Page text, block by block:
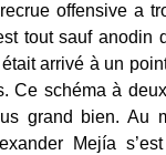
offensive a
tout sauf anodin
arrivé à un
Ce schéma à
grand bien. Au
Mejía